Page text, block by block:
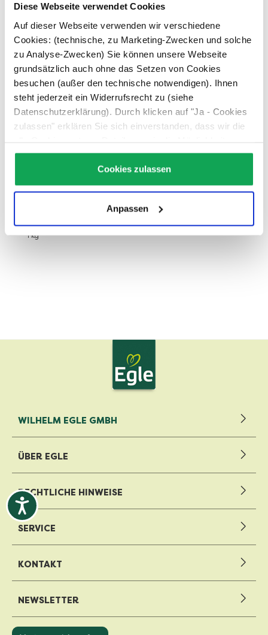
Diese Webseite verwendet Cookies
Auf dieser Webseite verwenden wir verschiedene
Cookies: (technische, zu Marketing-Zwecken und solche
zu Analyse-Zwecken) Sie können unsere Webseite
grundsätzlich auch ohne das Setzen von Cookies
besuchen (außer den technische notwendigen). Ihnen
steht jederzeit ein Widerrufsrecht zu (siehe
Datenschutzerklärung). Durch klicken auf "Ja - Cookies
zulassen" erklären Sie sich einverstanden, dass wir die
Widerruf finden Sie unter:Datenschutz
Cookies zulassen
Anpassen
%
1 kg
WILHELM EGLE GMBH
ÜBER EGLE
RECHTLICHE HINWEISE
SERVICE
KONTAKT
NEWSLETTER